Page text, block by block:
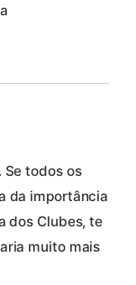
Se todos os
da importância
dos Clubes, te
muito mais